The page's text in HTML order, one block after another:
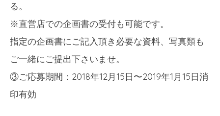
る。
※直営店での企画書の受付も可能です。
指定の企画書にご記入頂き必要な資料、写真類も
ご一緒にご提出下さいませ。
③ご応募期間：2018年12月15日〜2019年1月15日消
印有効